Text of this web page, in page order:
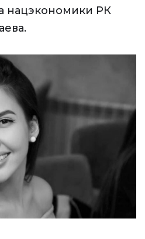
нацэкономики РК